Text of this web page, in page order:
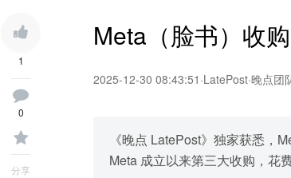
1
0
分享
Meta（脸书）收
2025-12-30 08:43:51 ·LatePost·晚点团
《晚点 LatePost》独家获悉，
Meta 成立以来第三大收购，花